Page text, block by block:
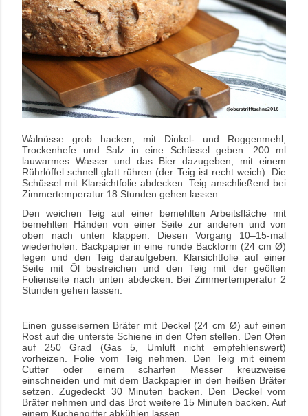
Walnüsse grob hacken, mit Dinkel- und Roggenmehl,
Trockenhefe und Salz in eine Schüssel geben. 200 ml
lauwarmes Wasser und das Bier dazugeben, mit einem
Rührlöffel schnell glatt rühren (der Teig ist recht weich). Die
Schüssel mit Klarsichtfolie abdecken. Teig anschließend bei
Zimmertemperatur 18 Stunden gehen lassen.
Den weichen Teig auf einer bemehlten Arbeitsfläche mit
bemehlten Händen von einer Seite zur anderen und von
oben nach unten klappen. Diesen Vorgang 10–15-mal
wiederholen. Backpapier in eine runde Backform (24 cm Ø)
legen und den Teig daraufgeben. Klarsichtfolie auf einer
Seite mit Öl bestreichen und den Teig mit der geölten
Folienseite nach unten abdecken. Bei Zimmertemperatur 2
Stunden gehen lassen.
Einen gusseisernen Bräter mit Deckel (24 cm Ø) auf einen
Rost auf die unterste Schiene in den Ofen stellen. Den Ofen
auf 250 Grad (Gas 5, Umluft nicht empfehlenswert)
vorheizen. Folie vom Teig nehmen. Den Teig mit einem
Cutter oder einem scharfen Messer kreuzweise
einschneiden und mit dem Backpapier in den heißen Bräter
setzen. Zugedeckt 30 Minuten backen. Den Deckel vom
Bräter nehmen und das Brot weitere 15 Minuten backen. Auf
einem Kuchengitter abkühlen lassen.